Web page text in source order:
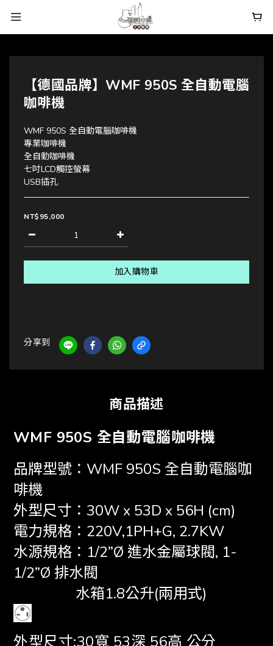
【德國品牌】WMF 950S 全自動電腦
咖啡機
WMF 950S 全自動電腦咖啡機
專業咖啡機
全自動咖啡機
七吋LCD觸控螢幕
USB插孔
NT$95,000
加入購物車
分享到
商品描述
WMF 950S 全自動電腦咖啡機
品牌型號：WMF 950S 全自動電腦咖
啡機
外型尺寸：30W x 53D x 56H (cm)
電力規格：220V,1PH+G, 2.7KW
水源規格：1/2”Ø 進水金屬球閥, 1-
1/2”Ø 排水閥
水箱1.8公升(兩用式)
外型尺寸:30寬 53深 56高 公分